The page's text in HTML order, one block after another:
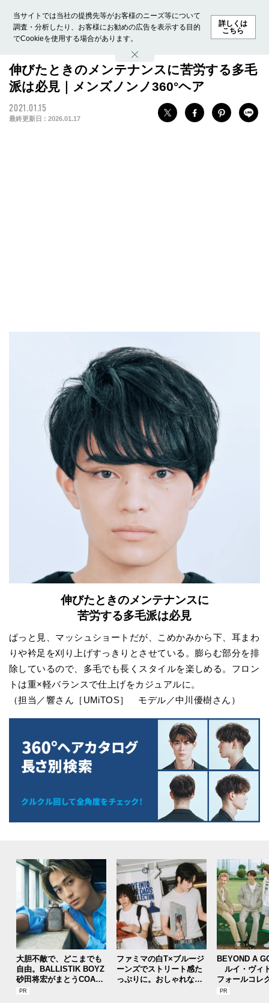
当サイトでは当社の提携先等がお客様のニーズ等について
調査・分析したり、お客様にお勧めの広告を表示する目的
でCookieを使用する場合があります。
詳しくは
こちら
ホーム モデル募集 ランキング ファッション ビューテ
伸びたときのメンテナンスに苦労する多毛
派は必見｜メンズノンノ360°ヘア
2021.01.15
最終更新日 : 2026.01.17
伸びたときのメンテナンスに
苦労する多毛派は必見
ぱっと見、マッシュショートだが、こめかみから下、耳まわ
りや衿足を刈り上げすっきりとさせている。膨らむ部分を排
除しているので、多毛でも長くスタイルを楽しめる。フロン
トは重×軽バランスで仕上げをカジュアルに。
（担当／響さん［UMiTOS］ モデル／中川優樹さん）
大胆不敵で、どこまでも
自由。BALLISTIK BOYZ
砂田将宏がまとうCOACH
の新作フレグランス「コ
ファミマの白T×ブルージ
ーンズでストリート感た
っぷりに。おしゃれな人
BEYOND A
ルイ・ヴィ
フォールコレ
描くプレッピ